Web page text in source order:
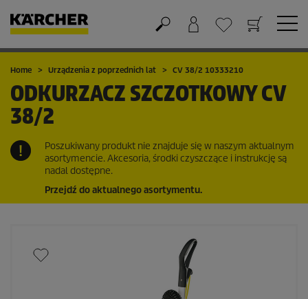
Koszyk
Lista życzeń
Home Urządzenia z poprzednich lat CV 38/2 10333210
ODKURZACZ SZCZOTKOWYCV
38/2
Poszukiwany produkt nie znajduje się w naszym aktualnym
asortymencie. Akcesoria, środki czyszczące i instrukcję są
nadal dostępne.
Przejdź do aktualnego asortymentu.